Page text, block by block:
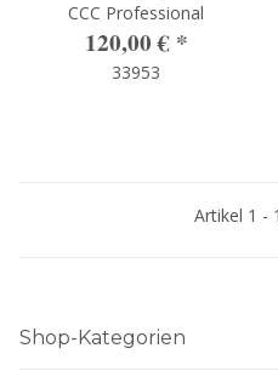
CCC Professional
120,00 € *
33953
Artikel 1 -
Shop-Kategorien